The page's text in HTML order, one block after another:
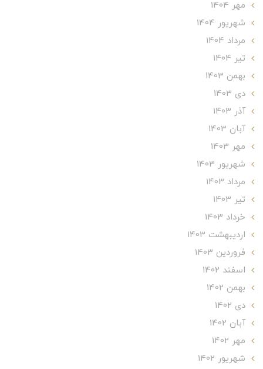
مهر 1404
شهریور 1404
مرداد 1404
تير 1404
بهمن 1403
دی 1403
آذر 1403
آبان 1403
مهر 1403
شهریور 1403
مرداد 1403
تير 1403
خرداد 1403
ارديبهشت 1403
فروردین 1403
اسفند 1402
بهمن 1402
دی 1402
آبان 1402
مهر 1402
شهریور 1402